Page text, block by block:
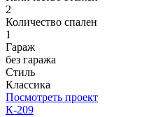
2
Количество спален
1
Гараж
без гаража
Стиль
Классика
Посмотреть проект
К-209